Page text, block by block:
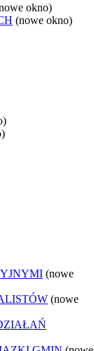
okno)
(nowe okno)
(nowe
(nowe